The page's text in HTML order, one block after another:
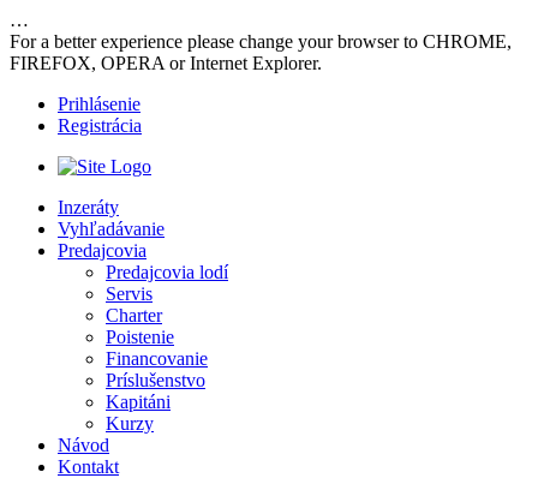
…
For a better experience please change your browser to CHROME,
FIREFOX, OPERA or Internet Explorer.
Prihlásenie
Registrácia
Inzeráty
Vyhľadávanie
Predajcovia
Predajcovia lodí
Servis
Charter
Poistenie
Financovanie
Príslušenstvo
Kapitáni
Kurzy
Návod
Kontakt